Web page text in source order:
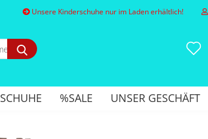
Unsere Kinderschuhe nur im Laden erhältlich!
Suche
nach
und
mehr...
SCHUHE %SALE UNSER GESCHÄFT